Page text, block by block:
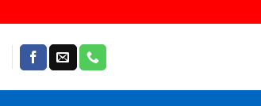
to
content